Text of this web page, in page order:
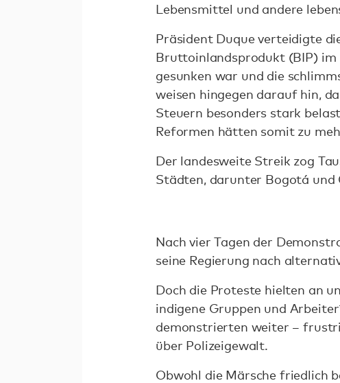
Lebensmittel und andere
Präsident Duque verteidigte
Bruttoinlandsprodukt (BIP) im
gesunken war und die
weisen hingegen darauf hin,
Steuern besonders stark
Reformen hätten somit zu
Der landesweite Streik zog
Städten, darunter Bogotá und
Nach vier Tagen der
seine Regierung nach
Doch die Proteste hielten an
indigene Gruppen und
demonstrierten weiter –
über Polizeigewalt.
Obwohl die Märsche friedlich